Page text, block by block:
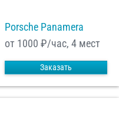
Porsche Panamera
от 1000 ₽/час, 4 мест
Заказать